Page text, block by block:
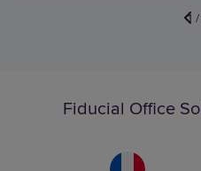
1 /
Fiducial Office